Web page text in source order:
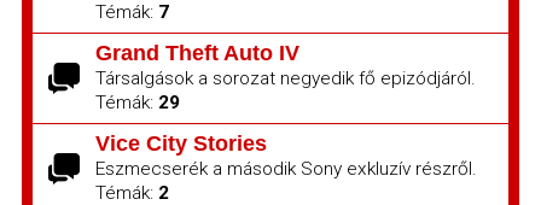
Témák: 7
Grand Theft Auto IV
Társalgások a sorozat negyedik fő epizódjáról.
Témák: 29
Vice City Stories
Eszmecserék a második Sony exkluzív részről.
Témák: 2